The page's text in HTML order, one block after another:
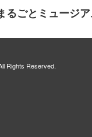
るごとミュージ
Rights Reserved.